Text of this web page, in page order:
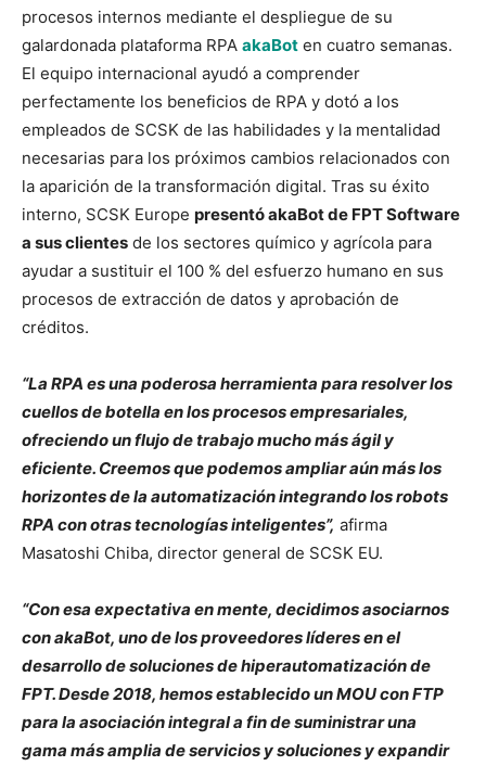
procesos internos mediante el despliegue de su
galardonada plataforma RPA akaBot en cuatro semanas.
El equipo internacional ayudó a comprender
perfectamente los beneficios de RPA y dotó a los
empleados de SCSK de las habilidades y la mentalidad
necesarias para los próximos cambios relacionados con
la aparición de la transformación digital. Tras su éxito
interno, SCSK Europe presentó akaBot de FPT Software
a sus clientes de los sectores químico y agrícola para
ayudar a sustituir el 100 % del esfuerzo humano en sus
procesos de extracción de datos y aprobación de
créditos.
“La RPA es una poderosa herramienta para resolver los
cuellos de botella en los procesos empresariales,
ofreciendo un flujo de trabajo mucho más ágil y
eficiente. Creemos que podemos ampliar aún más los
horizontes de la automatización integrando los robots
RPA con otras tecnologías inteligentes”, afirma
Masatoshi Chiba, director general de SCSK EU.
“Con esa expectativa en mente, decidimos asociarnos
con akaBot, uno de los proveedores líderes en el
desarrollo de soluciones de hiperautomatización de
FPT. Desde 2018, hemos establecido un MOU con FTP
para la asociación integral a fin de suministrar una
gama más amplia de servicios y soluciones y expandir